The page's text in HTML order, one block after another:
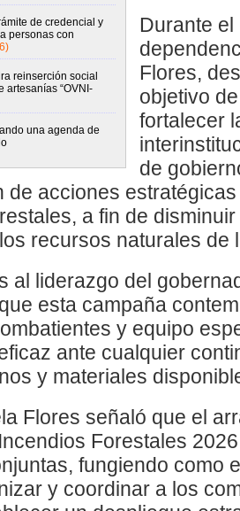
de credencial y
personas con
reinserción social
artesanías “OVNI-
una agenda de
Durante
Flores,
objetivo
fortalecer
de
de acciones
a fin de
recursos naturales de
al liderazgo del
esta campaña
y equipo
ante cualquier
y materiales
Flores señaló que el
Forestales
fungiendo como
y coordinar a los